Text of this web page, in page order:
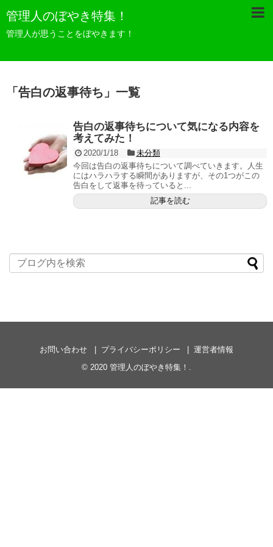
管理人のぼやき特集！
管理人が思うことをぼやきます！
「 告白の返事待ち 」 一覧
告白の返事待ちについて気になる内容を
考えてみた！
2020/1/18
未分類
今回は告白の返事待ちについて調べていきます。人生
にはハラハラする瞬間がありますが、その1つがこの
告白をして返事を待っていると...
記事を読む
お問い合わせ プライバシーポリシー
運営者情報
© 2020 管理人のぼやき特集！ .